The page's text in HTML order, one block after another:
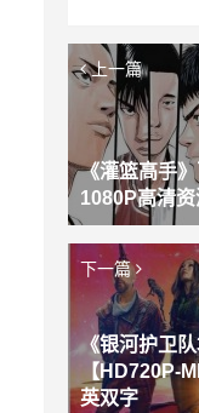
上一篇
《灌篮高手
1080P高清
下一篇
《银河护卫
【HD720P-
英双字